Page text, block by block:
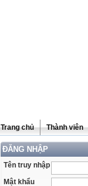
Trang chủ Thành viên
ĐĂNG NHẬP
Tên truy nhập
Mật khẩu